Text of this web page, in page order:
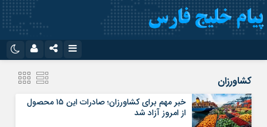
سروش
آپارات
رمز عبور
کشاورزان
خبر مهم برای کشاورزان؛ صادرات این ۱۵ محصول
از امروز آزاد شد